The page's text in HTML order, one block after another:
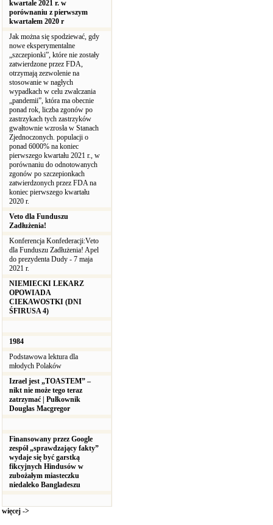
kwartale 2021 r. w
porównaniu z pierwszym
kwartałem 2020 r
Jak można się spodziewać, gdy
nowe eksperymentalne
„szczepionki”, które nie zostały
zatwierdzone przez FDA,
otrzymają zezwolenie na
stosowanie w nagłych
wypadkach w celu zwalczania
„pandemii”, która ma obecnie
ponad rok, liczba zgonów po
zastrzykach tych zastrzyków
gwałtownie wzrosła w Stanach
Zjednoczonych. populacji o
ponad 6000% na koniec
pierwszego kwartału 2021 r., w
porównaniu do odnotowanych
zgonów po szczepionkach
zatwierdzonych przez FDA na
koniec pierwszego kwartału
2020 r.
Veto dla Funduszu
Zadłużenia!
Konferencja Konfederacji:Veto
dla Funduszu Zadłużenia! Apel
do prezydenta Dudy - 7 maja
2021 r.
NIEMIECKI LEKARZ
OPOWIADA
CIEKAWOSTKI (DNI
ŚFIRUSA 4)
1984
Podstawowa lektura dla
młodych Polaków
Izrael jest „TOASTEM” –
nikt nie może tego teraz
zatrzymać | Pułkownik
Douglas Macgregor
Finansowany przez Google
zespół „sprawdzający fakty”
wydaje się być garstką
fikcyjnych Hindusów w
zubożałym miasteczku
niedaleko Bangladeszu
więcej ->